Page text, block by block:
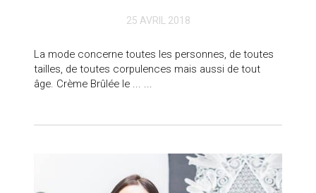
25 AVRIL 2018
La mode concerne toutes les personnes, de toutes
tailles, de toutes corpulences mais aussi de tout
âge. Crème Brûlée le ... ...